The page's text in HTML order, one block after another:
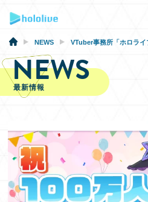
NEWS
VIDEOS
NEWS VTuber事務所「ホロライブプロダクション」、所
NEWS
最新情報